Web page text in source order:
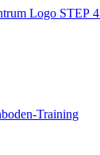
STEP 4
Training